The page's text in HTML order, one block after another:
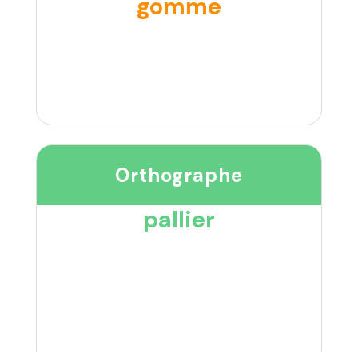
gomme
Orthographe
pallier